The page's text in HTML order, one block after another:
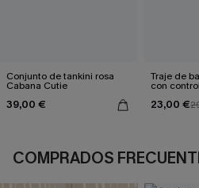
Conjunto de tankini rosa
Cabana Cutie
39,00 €
Traje de
con
23,00 €
COMPRADOS